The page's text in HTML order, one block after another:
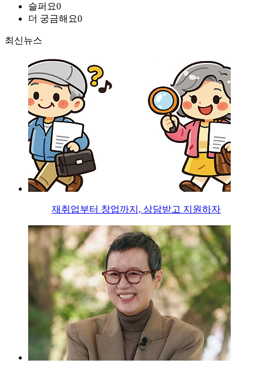
슬퍼요0
더 궁금해요0
최신뉴스
재취업부터 창업까지, 상담받고 지원하자